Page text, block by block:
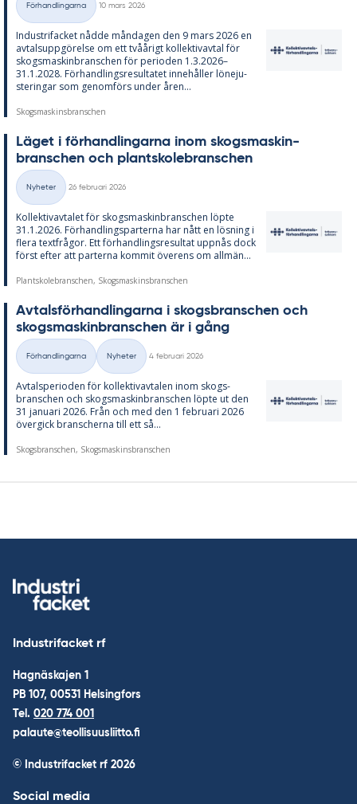
Kategorier
Förhandlingarna
10 mars 2026
In­du­stri­fac­ket nåd­de mån­da­gen den 9 mars 2026 en
av­tals­upp­gö­rel­se om ett tvåå­ri­gt kol­lek­tivav­tal för
skogs­ma­skin­branschen för pe­ri­o­den 1.3.2026–
31.1.2028. För­hand­lings­re­sul­ta­tet in­ne­hål­ler lö­ne­ju­
ste­ring­ar som ge­nom­förs un­der åren...
Skogsmaskinsbranschen
Lä­get i för­hand­ling­ar­na inom skogs­ma­skin­
branschen och plant­sko­lebranschen
Kategorier
Nyheter
26 februari 2026
Kol­lek­tivav­ta­let för skogs­ma­skin­branschen löp­te
31.1.2026. För­hand­lings­par­ter­na har nått en lös­ning i
fle­ra text­frå­gor. Ett för­hand­lings­re­sul­tat upp­nås dock
först ef­ter att par­ter­na kom­mit över­ens om all­män...
Plantskolebranschen, Skogsmaskinsbranschen
Av­tals­för­hand­ling­ar­na i skogs­branschen och
skogs­ma­skin­branschen är i gång
Kategorier
Förhandlingarna Nyheter
4 februari 2026
Av­tal­s­pe­ri­o­den för kol­lek­tivav­ta­len inom skogs­
branschen och skogs­ma­skin­branschen löp­te ut den
31 ja­nu­ari 2026. Från och med den 1 feb­ru­ari 2026
över­gick bran­scher­na till ett så...
Skogsbranschen, Skogsmaskinsbranschen
Industrifacket rf
Hagnäskajen 1
PB 107, 00531 Helsingfors
Tel. 020 774 001
palaute@teollisuusliitto.fi
© Industrifacket rf 2026
Social media